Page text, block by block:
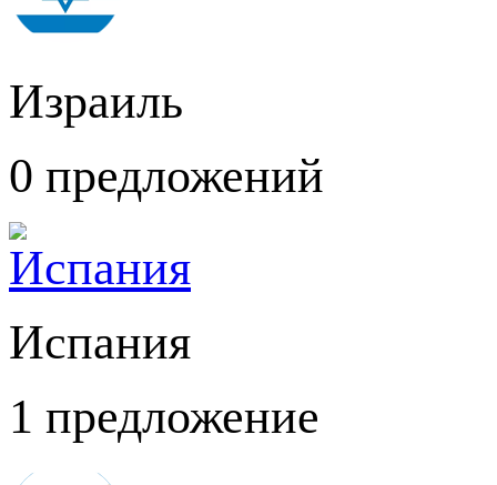
Израиль
0 предложений
Испания
1 предложение